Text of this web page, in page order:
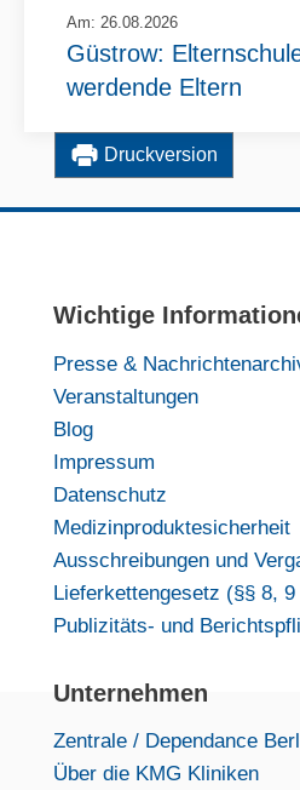
Am: 26.08.2026
Güstrow:
werdende Eltern
Am: 29.08.2026
Boizenburg: Tag der
Stammzellen aus
Sondershausen:
kann ich meinem
helfen?
Am: 03.09.2026
Rostock: Besuchen
Klinikum Güstrow auf
Jobmesse
Am: 10.09.2026
Messe Erfurt
Druckversion
Wichtige
Presse &
Veranstaltungen
Blog
Impressum
Datenschutz
Medizinproduktesicherheit
Ausschreibungen und
Lieferkettengesetz (§§ 8,
Publizitäts- und
Unternehmen
Zentrale / Dependance
Über die KMG Kliniken